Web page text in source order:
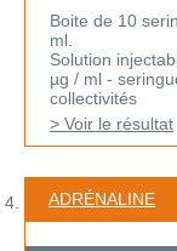
Boite de 10
ml.
Solution
µg / ml -
collectivités
> Voir le résultat
ADRÉNALINE